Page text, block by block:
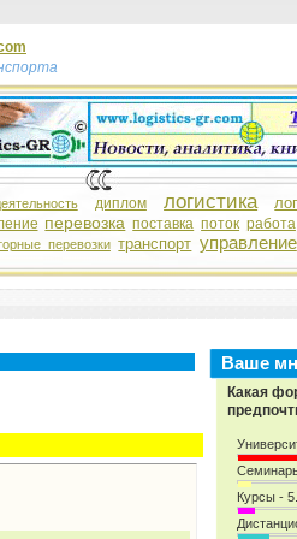
диплом логистика
перевозка поставка поток работа
перевозки транспорт управление
Ваше
Какая
Курсы -